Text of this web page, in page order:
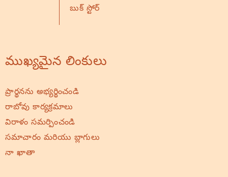
బుక్ స్టోర్
ముఖ్యమైన లింకులు
ప్రార్థనను అభ్యర్థించండి
రాబోవు కార్యక్రమాలు
విరాళం సమర్పించండి
సమాచారం మరియు బ్లాగులు
నా ఖాతా